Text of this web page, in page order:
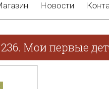
Новости
Мои первые